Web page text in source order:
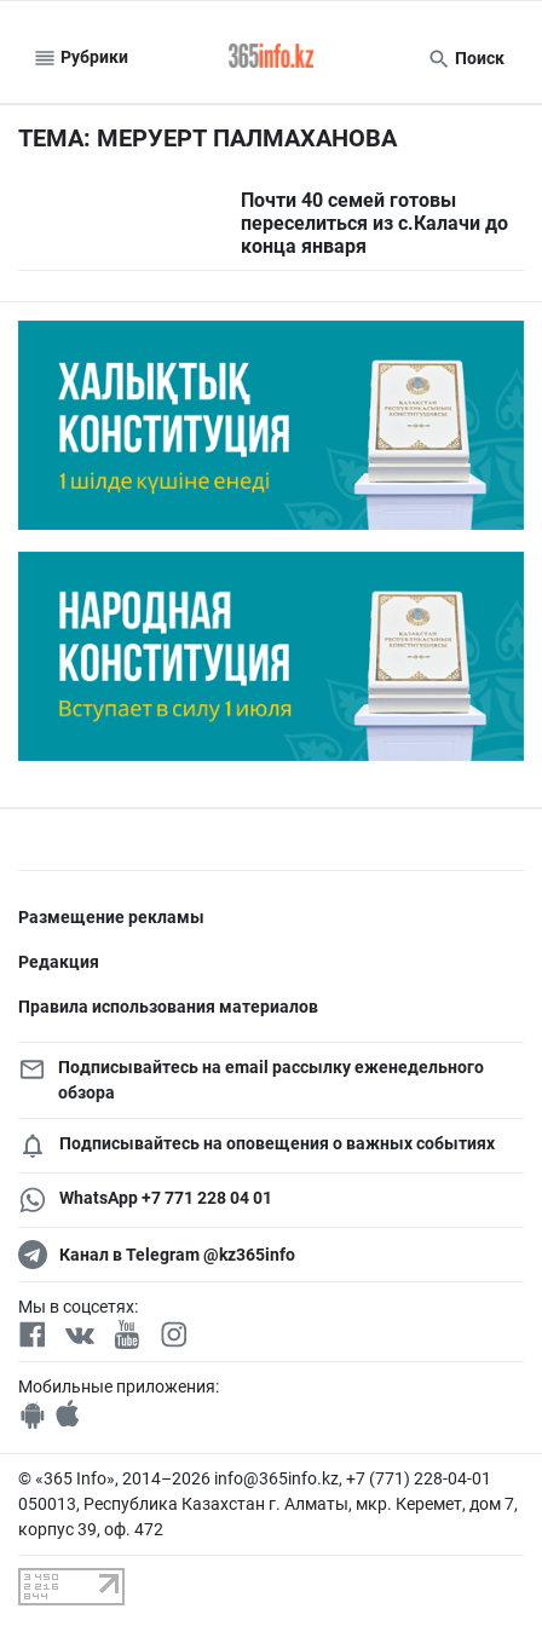
Рубрики Поиск
ТЕМА: МЕРУЕРТ ПАЛМАХАНОВА
Почти 40 семей готовы
переселиться из с.Калачи до
конца января
Размещение рекламы
Редакция
Правила использования материалов
Подписывайтесь на email рассылку еженедельного
обзора
Подписывайтесь на оповещения о важных событиях
WhatsApp +7 771 228 04 01
Канал в Telegram @kz365info
Мы в соцсетях:
Мобильные приложения:
© «365 Info», 2014–2026 info@365info.kz, +7 (771) 228-04-01
050013, Республика Казахстан г. Алматы, мкр. Керемет, дом 7,
корпус 39, оф. 472